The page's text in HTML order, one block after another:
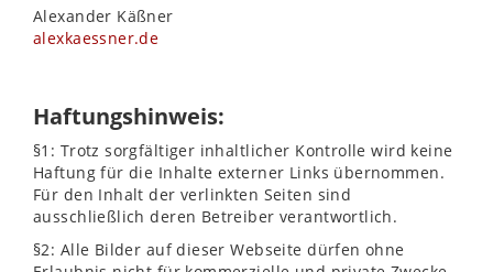
Alexander Käßner
alexkaessner.de
Haftungshinweis:
§1: Trotz sorgfältiger inhaltlicher Kontrolle wird keine
Haftung für die Inhalte externer Links übernommen.
Für den Inhalt der verlinkten Seiten sind
ausschließlich deren Betreiber verantwortlich.
§2: Alle Bilder auf dieser Webseite dürfen ohne